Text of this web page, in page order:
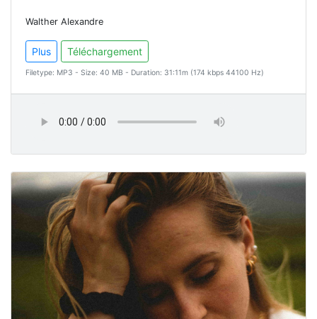
Walther Alexandre
Plus Téléchargement
Filetype: MP3 - Size: 40 MB - Duration: 31:11m (174 kbps 44100 Hz)